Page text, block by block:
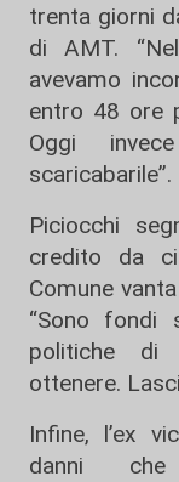
trenta giorni
di AMT.
avevamo
entro 48 ore
Oggi
scaricabarile”.
Piciocchi
credito da
Comune
“Sono fondi
politiche di
ottenere.
Infine, l’ex
danni che